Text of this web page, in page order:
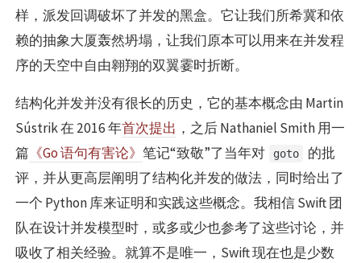
样，派发回调破坏了并发的黑盒。它让我们所希冀和依
赖的抽象大厦轰然坍塌，让我们原本可以用来在并发程
序的天空中自由翱翔的双翼霎时折断。
结构化并发并没有很长的历史，它的基本概念由 Martin
Sústrik 在 2016 年首次提出 ，之后 Nathaniel Smith 用一
篇 《Go 语句有害论》 笔记“致敬”了当年对 goto
的批
评，并从更高层阐明了结构化并发的做法，同时给出了
一个 Python 库来证明和实践这些概念。我相信 Swift 团
队在设计并发模型时，或多或少也参考了这些讨论，并
吸收了相关经验。就算不是唯一，Swift 现在也是少数